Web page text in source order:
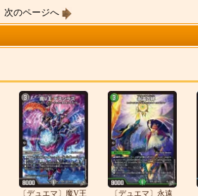
次のページへ
〔デュエマ〕魔V王
〔デュエマ〕永遠